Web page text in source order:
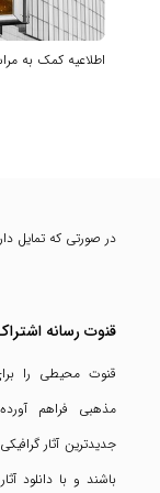
اطلاعیه کمک به
در صورتی که تمایل
قنوت رسانه
قنوت محیطی را
مذهبی فراهم
جدیدترین آثار
باشند و با دانلود